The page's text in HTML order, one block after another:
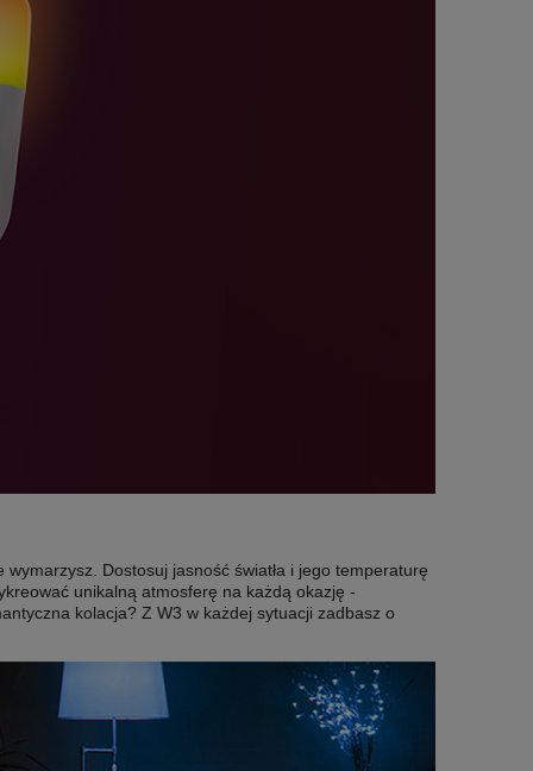
Dostosuj jasność światła i jego temperaturę
unikalną atmosferę na każdą okazję -
kolacja? Z W3 w każdej sytuacji zadbasz o